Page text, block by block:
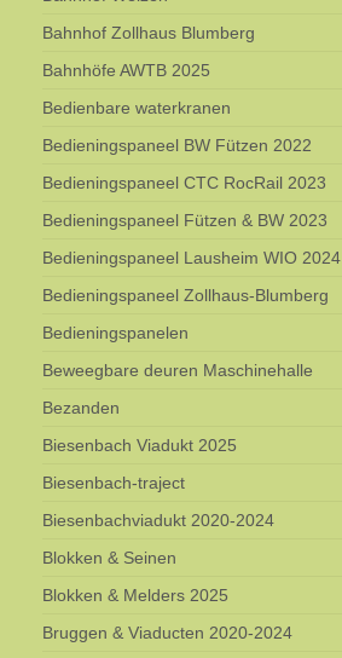
Bahnhof Zollhaus Blumberg
Bahnhöfe AWTB 2025
Bedienbare waterkranen
Bedieningspaneel BW Fützen 2022
Bedieningspaneel CTC RocRail 2023
Bedieningspaneel Fützen & BW 2023
Bedieningspaneel Lausheim WIO 2024
Bedieningspaneel Zollhaus-Blumberg
Bedieningspanelen
Beweegbare deuren Maschinehalle
Bezanden
Biesenbach Viadukt 2025
Biesenbach-traject
Biesenbachviadukt 2020-2024
Blokken & Seinen
Blokken & Melders 2025
Bruggen & Viaducten 2020-2024